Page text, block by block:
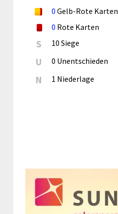
0 Gelb-Rote Karten
0 Rote Karten
S 10 Siege
U 0 Unentschieden
N 1 Niederlage